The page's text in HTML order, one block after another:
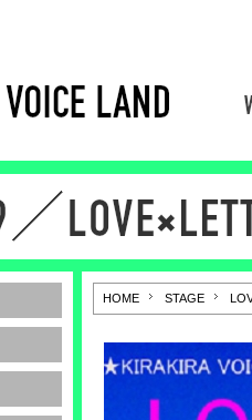
HOME STAGE